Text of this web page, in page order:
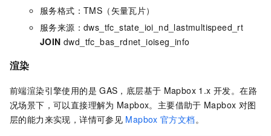
服务格式：TMS（矢量瓦片）
服务来源：dws_tfc_state_ioi_nd_lastmultispeed_rt
JOIN dwd_tfc_bas_rdnet_ioiseg_info
渲染
前端渲染引擎使用的是 GAS，底层基于 Mapbox 1.x 开发。在路
况场景下，可以直接理解为 Mapbox。主要借助于 Mapbox 对图
层的能力来实现，详情可参见 Mapbox 官方文档。